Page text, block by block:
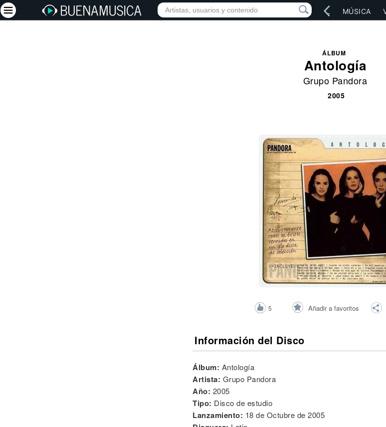
INICIO ARTISTAS RED SOCIAL MÚSICA
ÁLBUM
Antología
Grupo Pandora
2005
5 Añadir a favoritos
Información del Disco
Álbum: Antología
Artista: Grupo Pandora
Año: 2005
Tipo: Disco de estudio
Lanzamiento: 18 de Octubre de 2005